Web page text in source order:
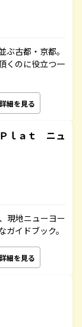
古都・京都。
くのに役立つ一
詳細を見る
ｌａｔ ニュ
現地ニューヨー
イドブック。
詳細を見る